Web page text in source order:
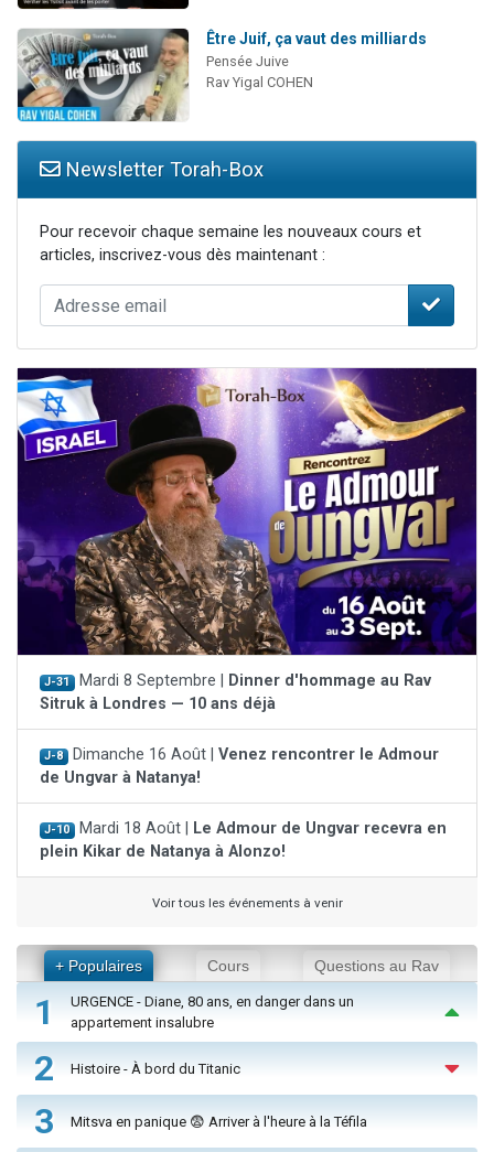
Être Juif, ça vaut des milliards
Pensée Juive
Rav Yigal COHEN
Newsletter Torah-Box
Pour recevoir chaque semaine les nouveaux cours et
articles, inscrivez-vous dès maintenant :
J-31 Mardi 8 Septembre |
Dinner d'hommage au Rav
Sitruk à Londres — 10 ans déjà
J-8 Dimanche 16 Août | Venez rencontrer le Admour
de Ungvar à Natanya!
J-10 Mardi 18 Août |
Le Admour de Ungvar recevra en
plein Kikar de Natanya à Alonzo!
Voir tous les événements à venir
+ Populaires Cours Questions au Rav
1
URGENCE - Diane, 80 ans, en danger dans un
appartement insalubre
2 Histoire - À bord du Titanic
3 Mitsva en panique 😨 Arriver à l'heure à la Téfila